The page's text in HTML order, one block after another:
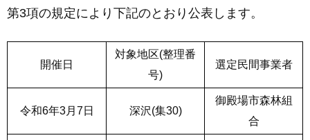
第3項の規定により下記のとおり公表します。
開催日
対象地区(整理番
号)
選定民間事業者
令和6年3月7日 深沢(集30)
御殿場市森林組
合